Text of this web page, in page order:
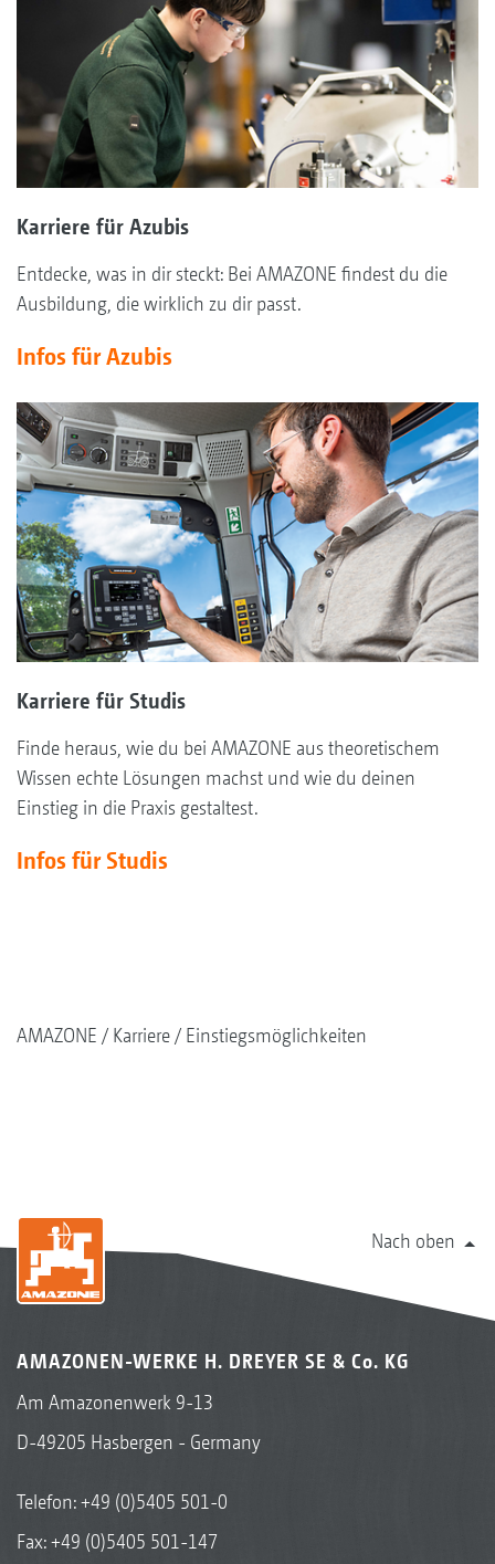
Karriere für Azubis
Entdecke, was in dir steckt: Bei AMAZONE findest du die
Ausbildung, die wirklich zu dir passt.
Infos für Azubis
Karriere für Studis
Finde heraus, wie du bei AMAZONE aus theoretischem
Wissen echte Lösungen machst und wie du deinen
Einstieg in die Praxis gestaltest.
Infos für Studis
AMAZONE Karriere Einstiegsmöglichkeiten
Nach oben
AMAZONEN-WERKE H. DREYER SE & Co. KG
Am Amazonenwerk 9-13
D-49205 Hasbergen - Germany
Telefon:+49 (0)5405 501-0
Fax: +49 (0)5405 501-147